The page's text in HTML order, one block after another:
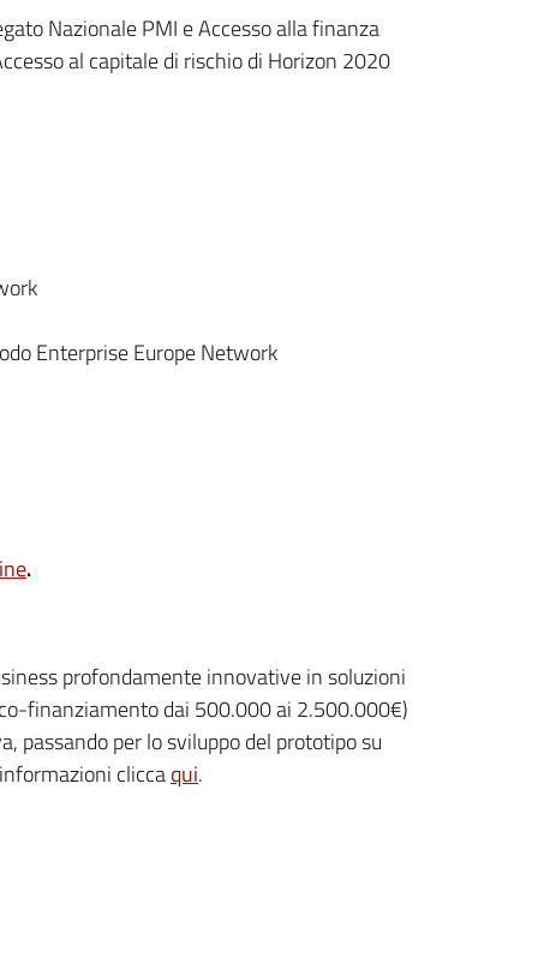
Nazionale PMI e Accesso alla finanza
al capitale di rischio di Horizon 2020
Enterprise Europe Network
.
profondamente innovative in soluzioni
finanziamento dai 500.000 ai 2.500.000€)
passando per lo sviluppo del prototipo su
cliccaqui.